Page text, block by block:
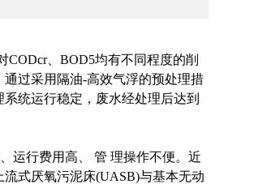
、BOD5均有不同程度的削
过采用隔油-高效气浮的预处理措
统运行稳定，废水经处理后达到
运行费用高、 管 理操作不便。近
式厌氧污泥床(UASB)与基本无动